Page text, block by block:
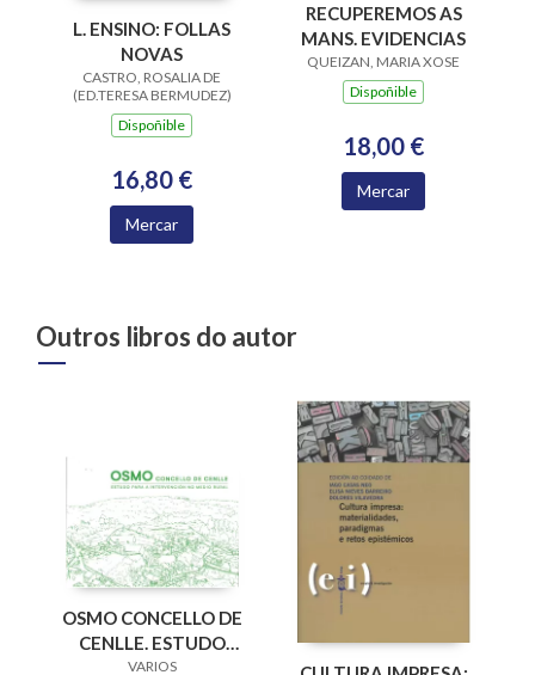
L. ENSINO: FOLLAS
NOVAS
CASTRO, ROSALIA DE
(ED.TERESA BERMUDEZ)
Dispoñible
16,80 €
Mercar
RECUPEREMOS AS
MANS. EVIDENCIAS
QUEIZAN, MARIA XOSE
Dispoñible
18,00 €
Mercar
Outros libros do autor
OSMO CONCELLO DE
CENLLE. ESTUDO
PARA A
VARIOS